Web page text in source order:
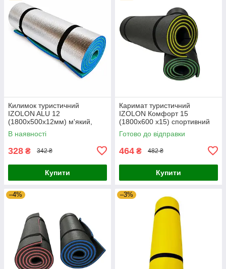
Килимок туристичний
IZOLON ALU 12
(1800х500х12мм) м'який,
кольоровий, похідний,
ламінований, в намет
В наявності
328 ₴ 342 ₴
Купити
Каримат туристичний
IZOLON Комфорт 15
(1800х600 х15) спортивний
тришаровий, для туризма
Готово до відправки
464 ₴ 482 ₴
Купити
–4% –3%